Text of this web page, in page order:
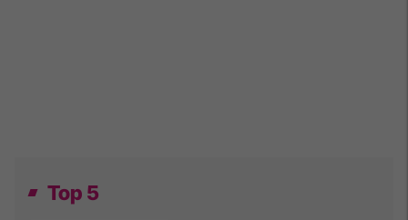
Top 5